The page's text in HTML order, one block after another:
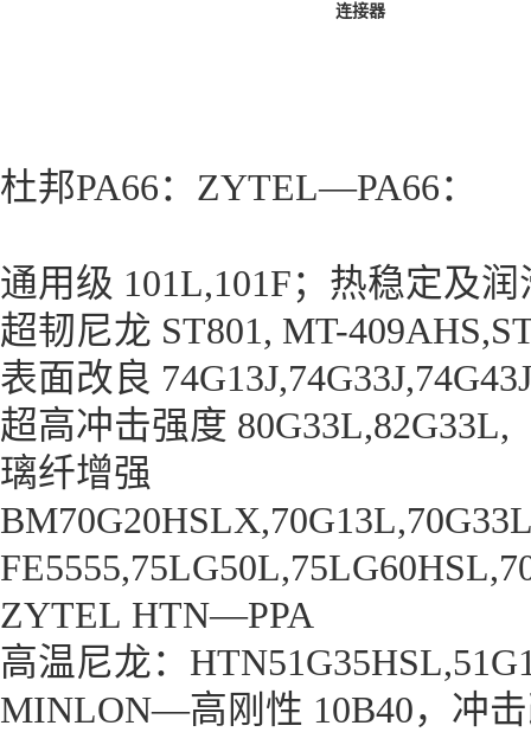
连接器
杜邦PA66：ZYTEL—PA66：
通用级 101L,101F；热稳定及
超韧尼龙 ST801, MT-
表面改良
超高冲击强度 80G33L,82G33L,
璃纤增强
ZYTEL HTN—PPA
高温尼龙：
MINLON—高刚性 10B40，冲击